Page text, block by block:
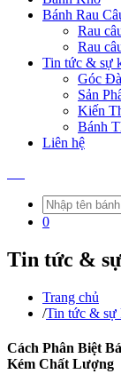
Bánh Rau
Rau
Rau
Tin tức & sự
Góc
Sản
Kiến
Bánh
Liên hệ
0
Tin tức &
Trang chủ
/Tin tức & sự
Cách Phân Biệt
Kém Chất Lượng